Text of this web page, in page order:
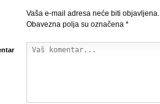
Vaša e-mail adresa neće biti objavljena.
Obavezna polja su označena *